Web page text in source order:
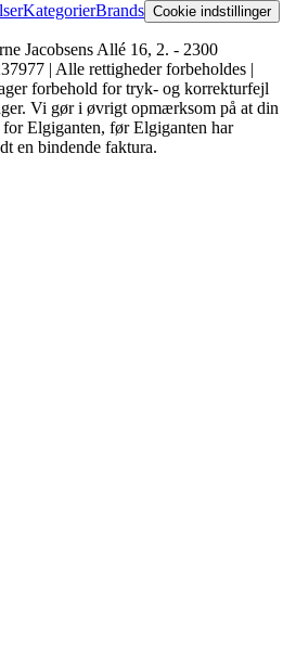
KategorierBrands Cookie indstillinger
Jacobsens Allé 16, 2. - 2300
| Alle rettigheder forbeholdes |
forbehold for tryk- og korrekturfejl
Vi gør i øvrigt opmærksom på at din
Elgiganten, før Elgiganten har
en bindende faktura.